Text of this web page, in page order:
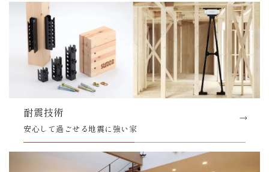
耐震技術
安心して過ごせる地震に強い家